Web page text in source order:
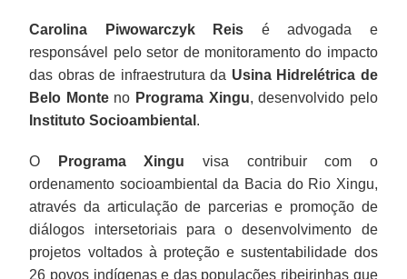
Carolina Piwowarczyk Reis é advogada e
responsável pelo setor de monitoramento do impacto
das obras de infraestrutura da Usina Hidrelétrica de
Belo Monteno Programa Xingu, desenvolvido pelo
Instituto Socioambiental .
O Programa Xingu visa contribuir com o
ordenamento socioambiental da Bacia do Rio Xingu,
através da articulação de parcerias e promoção de
diálogos intersetoriais para o desenvolvimento de
projetos voltados à proteção e sustentabilidade dos
26 povos indígenas e das populações ribeirinhas que